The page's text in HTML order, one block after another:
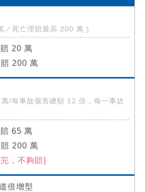
／死亡理賠最高 200 萬 )
20 萬
200 萬
/每事故傷害總額 12 倍，每一事故
65 萬
200 萬
，不夠賠]
倍增型